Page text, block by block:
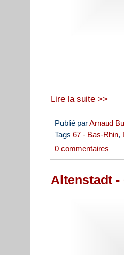
Lire la suite >>
Publié parArnaud
Tags 67 - Bas-Rhin,
0 commentaires
Altenstadt -